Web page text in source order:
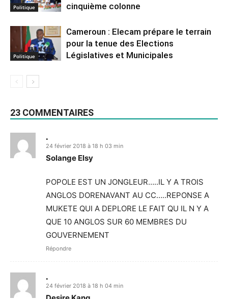
Politique
cinquième colonne
Politique
Cameroun : Elecam prépare le terrain
pour la tenue des Elections
Législatives et Municipales
23 COMMENTAIRES
.
24 février 2018 à 18 h 03 min
Solange Elsy
POPOLE EST UN JONGLEUR…..IL Y A TROIS
ANGLOS DORENAVANT AU CC…..REPONSE A
MUKETE QUI A DEPLORE LE FAIT QU IL N Y A
QUE 10 ANGLOS SUR 60 MEMBRES DU
GOUVERNEMENT
Répondre
.
24 février 2018 à 18 h 04 min